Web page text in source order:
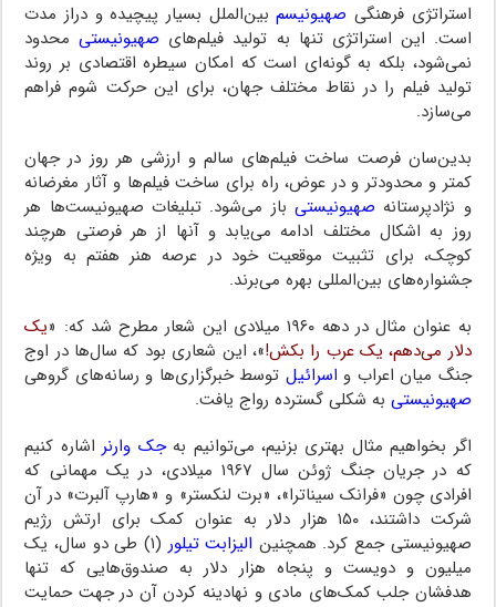
استراتژی فرهنگی صهیونیسمبین‌الملل بسیار پیچیده و دراز مدت
است. این استراتژی تنها به تولید فیلم‌های صهیونیستیمحدود
نمی‌شود، بلکه به گونه‌ای است که امکان سیطره اقتصادی بر روند
تولید فیلم را در نقاط مختلف جهان، برای این حرکت شوم فراهم
می‌سازد.
بدین‌سان فرصت ساخت فیلم‌های سالم و ارزشی هر روز در جهان
کمتر و محدودتر و در عوض، راه برای ساخت فیلم‌ها و آثار مغرضانه
و نژادپرستانه صهیونیستیباز می‌شود. تبلیغات صهیونیست‌ها هر
روز به اشکال مختلف ادامه می‌یابد و آنها از هر فرصتی هرچند
کوچک، برای تثبیت موقعیت خود در عرصه هنر هفتم به ویژه
جشنواره‌های بین‌المللی بهره می‌برند.
به عنوان مثال در دهه ۱۹۶۰ میلادی این شعار مطرح شد که: «
یک
دلار می‌دهم، یک عرب را بکش!»، این شعاری بود که سال‌ها در اوج
جنگ میان اعراب و اسرائیل توسط خبرگزاری‌ها و رسانه‌های گروهی
صهیونیستی به شکلی گسترده رواج یافت.
اگر بخواهیم مثال بهتری بزنیم، می‌توانیم بهجک وارنراشاره کنیم
که در جریان جنگ ژوئن سال ۱۹۶۷ میلادی، در یک مهمانی که
افرادی چون «فرانک سیناترا»، «برت لنکستر» و «هارپ آلبرت» در آن
شرکت داشتند، ۱۵۰ هزار دلار به عنوان کمک برای ارتش رژیم
صهیونیستی جمع کرد. همچنین الیزابت تیلور
(۱) طی دو سال، یک
میلیون و دویست و پنجاه هزار دلار به صندوق‌هایی که تنها
هدفشان جلب کمک‌های مادی و نهادینه کردن آن در جهت حمایت